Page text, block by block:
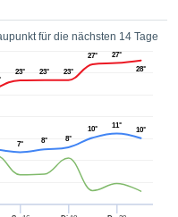
für die nächsten 14 Tage
23° 23° 23°
27°
27°
28°
7° 8° 8°
10° 11°
10°